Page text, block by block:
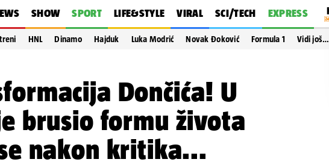
SHOW SPORT LIFE&STYLE VIRAL SCI/TECH EXPRESS
HNL Dinamo Hajduk Luka Modrić Novak Đoković Formula 1 Vidi još…
Dončića! U
brusio formu života
nakon kritika...